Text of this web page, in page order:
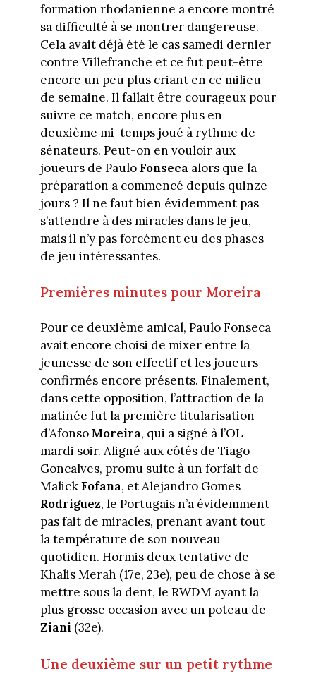
formation rhodanienne a encore montré
sa difficulté à se montrer dangereuse.
Cela avait déjà été le cas samedi dernier
contre Villefranche et ce fut peut-être
encore un peu plus criant en ce milieu
de semaine. Il fallait être courageux pour
suivre ce match, encore plus en
deuxième mi-temps joué à rythme de
sénateurs. Peut-on en vouloir aux
joueurs de PauloFonseca alors que la
préparation a commencé depuis quinze
jours ? Il ne faut bien évidemment pas
s’attendre à des miracles dans le jeu,
mais il n’y pas forcément eu des phases
de jeu intéressantes.
Premières minutes pour Moreira
Pour ce deuxième amical, Paulo Fonseca
avait encore choisi de mixer entre la
jeunesse de son effectif et les joueurs
confirmés encore présents. Finalement,
dans cette opposition, l’attraction de la
matinée fut la première titularisation
d’AfonsoMoreira, qui a signé à l’OL
mardi soir. Aligné aux côtés de Tiago
Goncalves, promu suite à un forfait de
MalickFofana, et Alejandro Gomes
Rodriguez, le Portugais n’a évidemment
pas fait de miracles, prenant avant tout
la température de son nouveau
quotidien. Hormis deux tentative de
Khalis Merah (17e, 23e), peu de chose à se
mettre sous la dent, le RWDM ayant la
plus grosse occasion avec un poteau de
Ziani (32e).
Une deuxième sur un petit rythme